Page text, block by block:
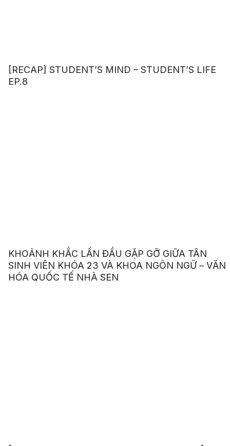
[RECAP] STUDENT’S MIND – STUDENT’S LIFE
EP.8
KHOẢNH KHẮC LẦN ĐẦU GẶP GỠ GIỮA TÂN
SINH VIÊN KHÓA 23 VÀ KHOA NGÔN NGỮ – VĂN
HÓA QUỐC TẾ NHÀ SEN